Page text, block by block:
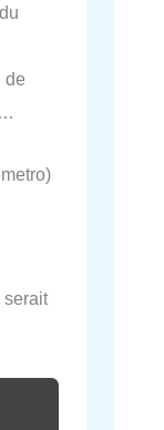
de
serait